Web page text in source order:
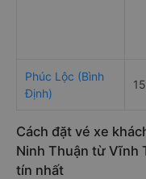
Phúc Lộc (Bình
Định)
Cách đặt vé xe
Ninh Thuận từ Vĩnh
tín nhất